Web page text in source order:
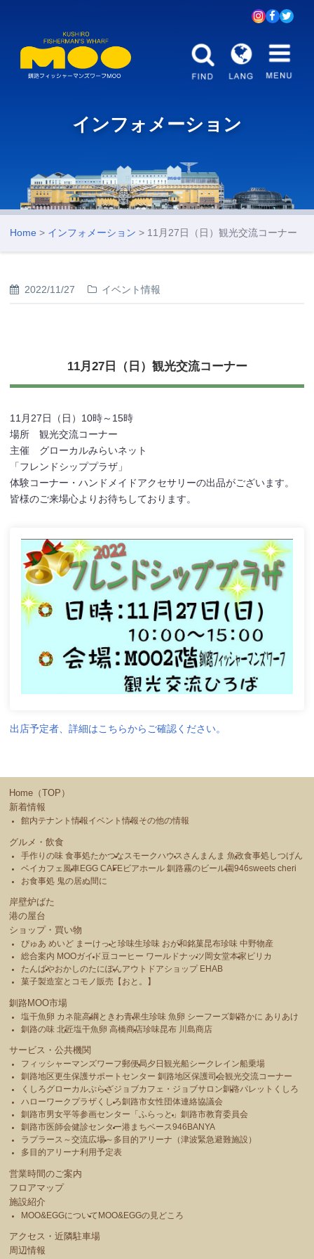
インフォメーション
Home > インフォメーション > 11月27日（日）観光交流コーナー
2022/11/27 イベント情報
11月27日（日）観光交流コーナー
11月27日（日）10時～15時
場所 観光交流コーナー
主催 グローカルみらいネット
「フレンドシッププラザ」
体験コーナー・ハンドメイドアクセサリーの出品がございます。
皆様のご来場心よりお待ちしております。
出店予定者、詳細はこちらからご確認ください。
Home（TOP）
新着情報
館内テナント情報イベント情報その他の情報
グルメ・飲食
手作りの味 食事処たかつな スモークハウス さんまんま 魚政食事処しつげん
ベイカフェ風車EGG CAFEビアホール 釧路霧のビール園946sweets cheri
お食事処 鬼の居ぬ間に
岸壁炉ばた
港の屋台
ショップ・買い物
ぴゅあ めいど まーけっと珍味生珍味 おが和銘菓昆布珍味 中野物産
総合案内 MOOガイド豆コーヒー ワールドナッツ 岡女堂本家 ピリカ
たんばやおかしのたにぽんアウトドアショップ EHAB
菓子製造室とコモノ販売【おと。】
釧路MOO市場
塩干魚卵 カネ龍高綱 ときわ青果生珍味 魚卵 シーフーズ釧路かに ありあけ
釧路の味 北匠塩干魚卵 高橋商店珍味昆布 川島商店
サービス・公共機関
フィッシャーマンズワーフ郵便局夕日観光船シークレイン船乗場
釧路地区更生保護サポートセンター 釧路地区保護司会観光交流コーナー
くしろグローカルぷらざジョブカフェ・ジョブサロン釧路パレットくしろ
ハローワークプラザくしろ釧路市女性団体連絡協議会
釧路市男女平等参画センター「ふらっと」釧路市教育委員会
釧路市医師会健診センター港まちベース946BANYA
ラプラース～交流広場～ 多目的アリーナ（津波緊急避難施設）
多目的アリーナ利用予定表
営業時間のご案内
フロアマップ
施設紹介
MOO&EGGについて MOO&EGGの見どころ
アクセス・近隣駐車場
周辺情報